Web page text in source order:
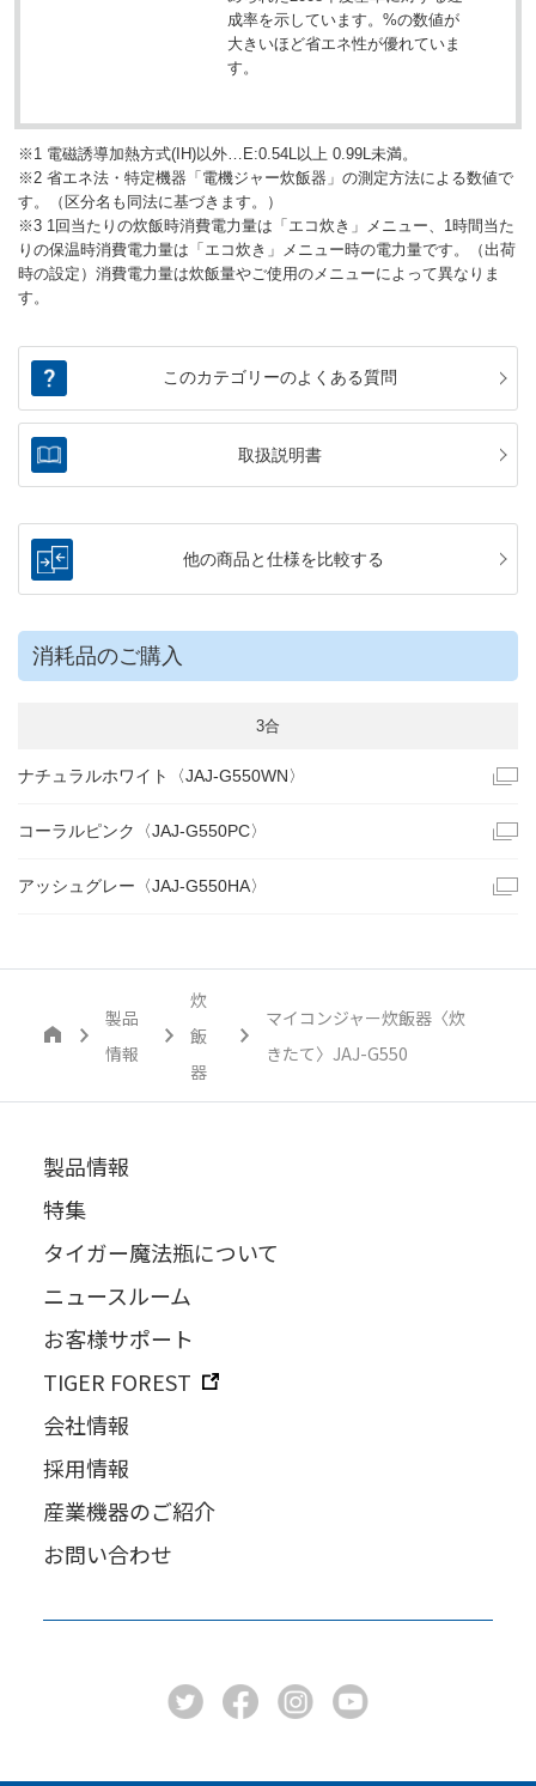
成率を示しています。%の数値が
大きいほど省エネ性が優れていま
す。
※1 電磁誘導加熱方式(IH)以外…E:0.54L以上 0.99L未満。
※2 省エネ法・特定機器「電機ジャー炊飯器」の測定方法による数値で
す。（区分名も同法に基づきます。）
※3 1回当たりの炊飯時消費電力量は「エコ炊き」メニュー、1時間当た
りの保温時消費電力量は「エコ炊き」メニュー時の電力量です。（出荷
時の設定）消費電力量は炊飯量やご使用のメニューによって異なりま
す。
このカテゴリーのよくある質問
取扱説明書
他の商品と仕様を比較する
消耗品のご購入
3合
ナチュラルホワイト〈JAJ-G550WN〉
コーラルピンク〈JAJ-G550PC〉
アッシュグレー〈JAJ-G550HA〉
製品
情報
炊
飯
器
マイコンジャー炊飯器〈炊
きたて〉JAJ-G550
製品情報
特集
タイガー魔法瓶について
ニュースルーム
お客様サポート
TIGER FOREST
会社情報
採用情報
産業機器のご紹介
お問い合わせ